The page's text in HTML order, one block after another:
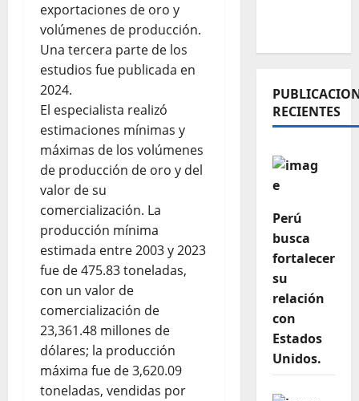
exportaciones de oro y
volúmenes de producción.
Una tercera parte de los
estudios fue publicada en
2024.
El especialista realizó
estimaciones mínimas y
máximas de los volúmenes
de producción de oro y del
valor de su
comercialización. La
producción mínima
estimada entre 2003 y 2023
fue de 475.83 toneladas,
con un valor de
comercialización de
23,361.48 millones de
dólares; la producción
máxima fue de 3,620.09
toneladas, vendidas por
RECIENTES
Perú
busca
fortalecer
su
relación
con
Estados
Unidos.